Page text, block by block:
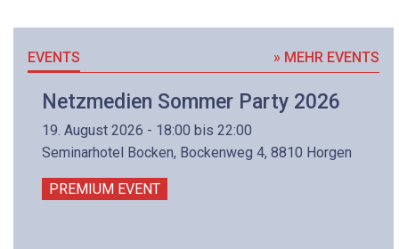
EVENTS » MEHR EVENTS
Netzmedien Sommer Party 2026
19. August 2026 - 18:00 bis 22:00
Seminarhotel Bocken, Bockenweg 4, 8810 Horgen
PREMIUM EVENT